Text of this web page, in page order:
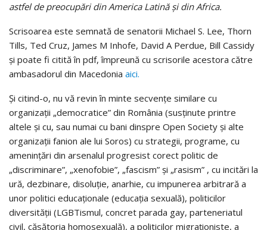
astfel de preocupări din America Latină şi din Africa.
Scrisoarea este semnată de senatorii Michael S. Lee, Thorn
Tills, Ted Cruz, James M Inhofe, David A Perdue, Bill Cassidy
şi poate fi citită în pdf, împreună cu scrisorile acestora către
ambasadorul din Macedonia aici.
Şi citind-o, nu vă revin în minte secvenţe similare cu
organizaţii „democratice” din România (susţinute printre
altele şi cu, sau numai cu bani dinspre Open Society şi alte
organizaţii fanion ale lui Soros) cu strategii, programe, cu
ameninţări din arsenalul progresist corect politic de
„discriminare”, „xenofobie”, „fascism” şi „rasism” , cu incitări la
ură, dezbinare, disoluţie, anarhie, cu impunerea arbitrară a
unor politici educaţionale (educaţia sexuală), politicilor
diversităţii (LGBTismul, concret parada gay, parteneriatul
civil, căsătoria homosexuală), a politicilor migraţioniste, a